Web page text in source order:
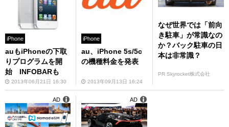
iPhone
auもiPhoneの下取
りプログラムを開
始 INFOBARも
2013年06月21日 16:30
iPhone
au、iPhone 5s/5c
の機種料金を発表
2013年09月13日 16:24
なぜ世界では「前向
き駐車」が常識なの
か？バック駐車の日
本は非常識？
PR Skyrocket株式会社
AD AD